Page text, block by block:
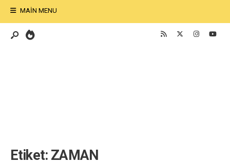
MAIN MENU
Etiket: ZAMAN